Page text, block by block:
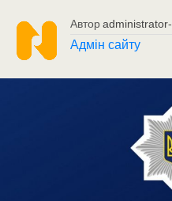
Автор administrator-
Адмін сайту